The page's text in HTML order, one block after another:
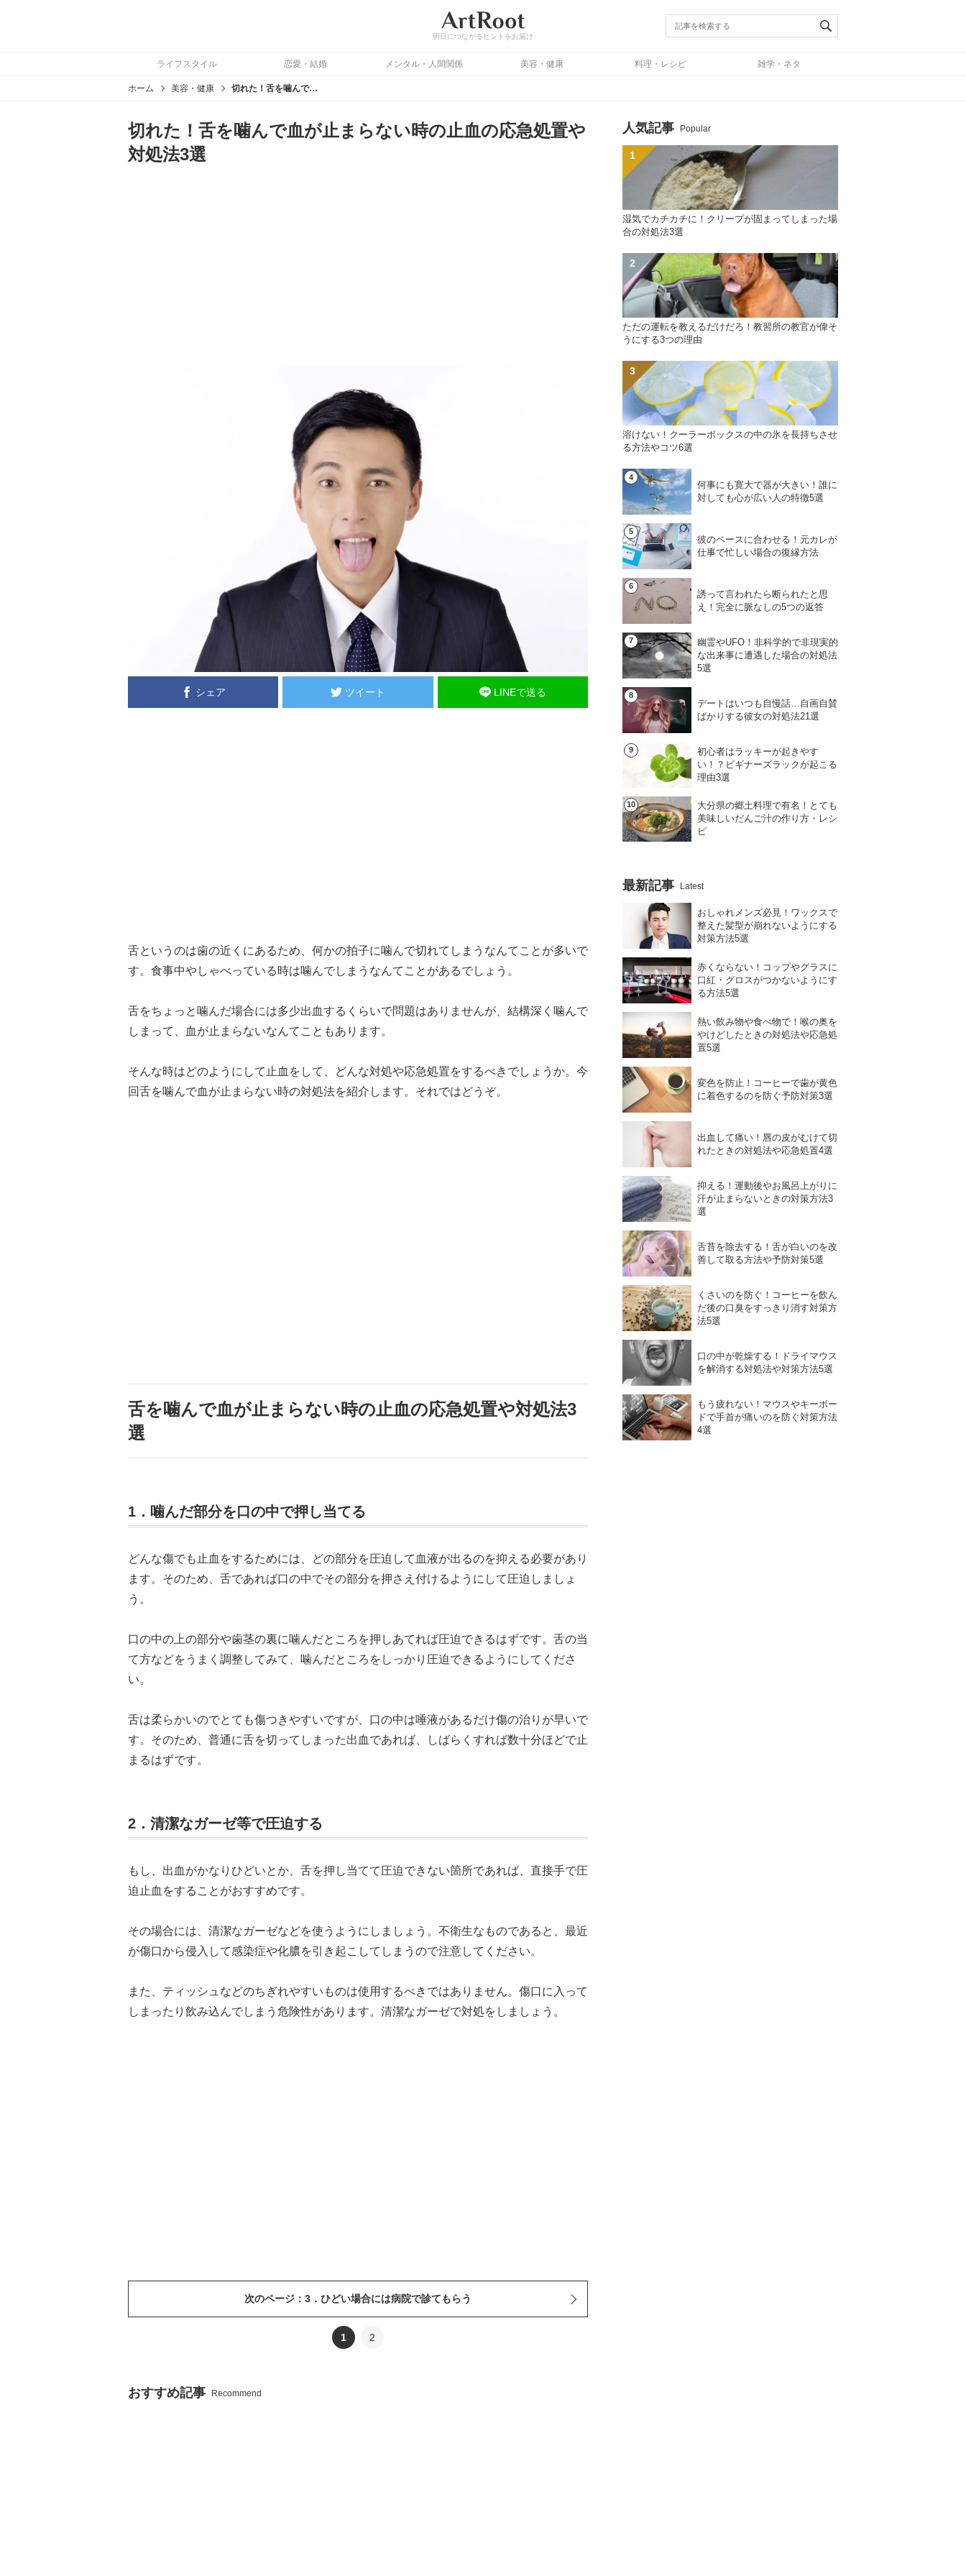
明日につながるヒントをお届け
ライフスタイル 恋愛・結婚 メンタル・人間関係 美容・健康 料理・レシピ 雑学・ネタ
ホーム 美容・健康 切れた！舌を噛んで血が止まらない時の止血の応急処置や対処法3選
切れた！舌を噛んで血が止まらない時の止血の応急処置や
対処法3選
シェア ツイート LINEで送る
舌というのは歯の近くにあるため、何かの拍子に噛んで切れてしまうなんてことが多いで
す。食事中やしゃべっている時は噛んでしまうなんてことがあるでしょう。
舌をちょっと噛んだ場合には多少出血するくらいで問題はありませんが、結構深く噛んで
しまって、血が止まらないなんてこともあります。
そんな時はどのようにして止血をして、どんな対処や応急処置をするべきでしょうか。今
回舌を噛んで血が止まらない時の対処法を紹介します。それではどうぞ。
舌を噛んで血が止まらない時の止血の応急処置や対処法3
選
1．噛んだ部分を口の中で押し当てる
どんな傷でも止血をするためには、どの部分を圧迫して血液が出るのを抑える必要があり
ます。そのため、舌であれば口の中でその部分を押さえ付けるようにして圧迫しましょ
う。
口の中の上の部分や歯茎の裏に噛んだところを押しあてれば圧迫できるはずです。舌の当
て方などをうまく調整してみて、噛んだところをしっかり圧迫できるようにしてくださ
い。
舌は柔らかいのでとても傷つきやすいですが、口の中は唾液があるだけ傷の治りが早いで
す。そのため、普通に舌を切ってしまった出血であれば、しばらくすれば数十分ほどで止
まるはずです。
2．清潔なガーゼ等で圧迫する
もし、出血がかなりひどいとか、舌を押し当てて圧迫できない箇所であれば、直接手で圧
迫止血をすることがおすすめです。
その場合には、清潔なガーゼなどを使うようにしましょう。不衛生なものであると、最近
が傷口から侵入して感染症や化膿を引き起こしてしまうので注意してください。
また、ティッシュなどのちぎれやすいものは使用するべきではありません。傷口に入って
しまったり飲み込んでしまう危険性があります。清潔なガーゼで対処をしましょう。
次のページ：3．ひどい場合には病院で診てもらう
1 2
おすすめ記事 Recommend
人気記事 Popular
湿気でカチカチに！クリープが固まってしまった場
合の対処法3選
ただの運転を教えるだけだろ！教習所の教官が偉そ
うにする3つの理由
溶けない！クーラーボックスの中の氷を長持ちさせ
る方法やコツ6選
何事にも寛大で器が大きい！誰に
対しても心が広い人の特徴5選
彼のペースに合わせる！元カレが
仕事で忙しい場合の復縁方法
誘って言われたら断られたと思
え！完全に脈なしの5つの返答
幽霊やUFO！非科学的で非現実的
な出来事に遭遇した場合の対処法
5選
デートはいつも自慢話…自画自賛
ばかりする彼女の対処法21選
初心者はラッキーが起きやす
い！？ビギナーズラックが起こる
理由3選
大分県の郷土料理で有名！とても
美味しいだんご汁の作り方・レシ
ピ
最新記事 Latest
おしゃれメンズ必見！ワックスで
整えた髪型が崩れないようにする
対策方法5選
赤くならない！コップやグラスに
口紅・グロスがつかないようにす
る方法5選
熱い飲み物や食べ物で！喉の奥を
やけどしたときの対処法や応急処
置5選
変色を防止！コーヒーで歯が黄色
に着色するのを防ぐ予防対策3選
出血して痛い！唇の皮がむけて切
れたときの対処法や応急処置4選
抑える！運動後やお風呂上がりに
汗が止まらないときの対策方法3
選
舌苔を除去する！舌が白いのを改
善して取る方法や予防対策5選
くさいのを防ぐ！コーヒーを飲ん
だ後の口臭をすっきり消す対策方
法5選
口の中が乾燥する！ドライマウス
を解消する対処法や対策方法5選
もう疲れない！マウスやキーボー
ドで手首が痛いのを防ぐ対策方法
4選